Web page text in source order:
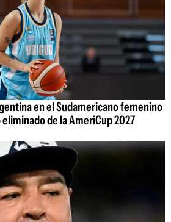
en el Sudamericano femenino
de la AmeriCup 2027